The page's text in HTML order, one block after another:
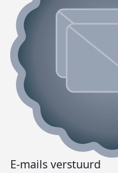
E-mails verstuurd